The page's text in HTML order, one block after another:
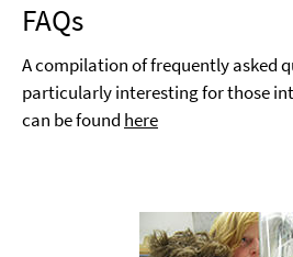
FAQs
A compilation of frequently asked
particularly interesting for those
can be found here